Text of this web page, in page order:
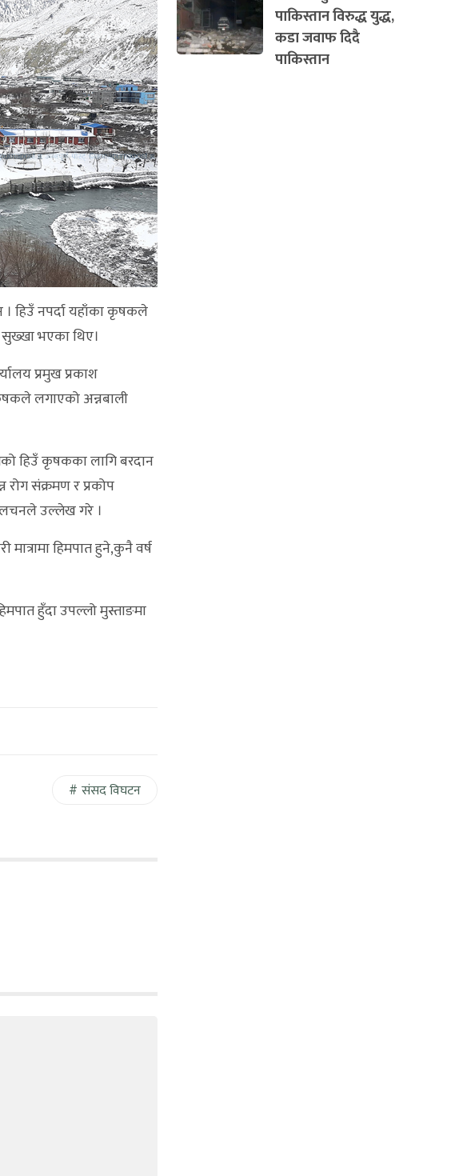
। हिउँ नपर्दा यहाँका कृषकले
सुख्खा भएका थिए।
प्रमुख प्रकाश
लगाएको अन्नबाली
हिउँ कृषकका लागि बरदान
रोग संक्रमण र प्रकोप
उल्लेख गरे ।
हिमपात हुने,कुनै वर्ष
हुँदा उपल्लो मुस्ताङमा
संसद विघटन
पाकिस्तान विरुद्ध युद्ध,
कडा जवाफ दिदै
पाकिस्तान